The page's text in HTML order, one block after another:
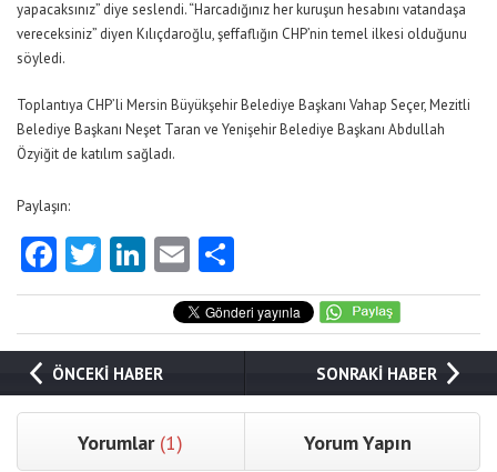
yapacaksınız” diye seslendi. “Harcadığınız her kuruşun hesabını vatandaşa
vereceksiniz” diyen Kılıçdaroğlu, şeffaflığın CHP’nin temel ilkesi olduğunu
söyledi.
Toplantıya CHP’li Mersin Büyükşehir Belediye Başkanı Vahap Seçer, Mezitli
Belediye Başkanı Neşet Taran ve Yenişehir Belediye Başkanı Abdullah
Özyiğit de katılım sağladı.
Paylaşın:
Facebook
Twitter
LinkedIn
Email
ÖNCEKİ HABER SONRAKİ HABER
Yorumlar (1) Yorum Yapın